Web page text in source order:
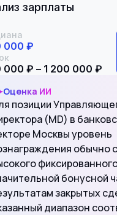
зарплаты
000 ₽
000 ₽ – 1 200 000 ₽
Оценка ИИ
позиции
(MD) в
Москвы уровень
обычно
бонусной
закрытых
диапазон